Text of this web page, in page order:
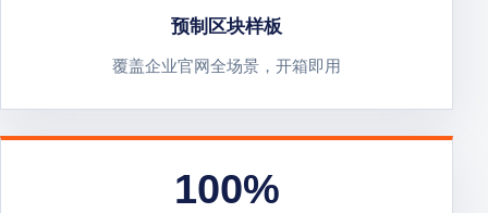
预制区块样板
覆盖企业官网全场景，开箱即用
100%